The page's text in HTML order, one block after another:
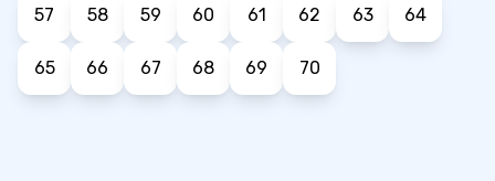
57 58 59 60 61 62 63 64
65 66 67 68 69 70